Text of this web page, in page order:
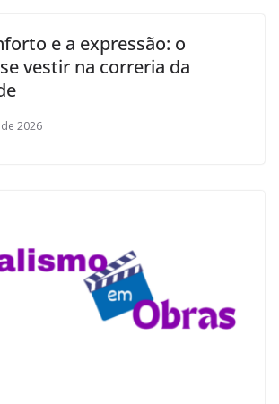
e a expressão: o
vestir na correria da
2026